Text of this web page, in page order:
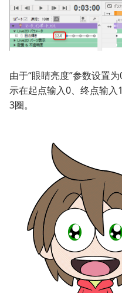
由于“眼睛亮度”参数设置
示在起点输入0、终点输
3圈。